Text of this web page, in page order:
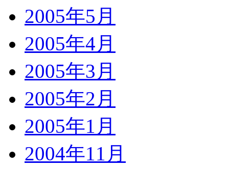
2005年5月
2005年4月
2005年3月
2005年2月
2005年1月
2004年11月